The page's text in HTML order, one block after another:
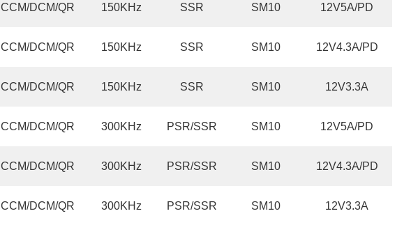
CCM/DCM/QR 150KHz SSR SM10 12V5A/PD
CCM/DCM/QR 150KHz SSR SM10 12V4.3A/PD
CCM/DCM/QR 150KHz SSR SM10 12V3.3A
CCM/DCM/QR 300KHz PSR/SSR SM10 12V5A/PD
CCM/DCM/QR 300KHz PSR/SSR SM10 12V4.3A/PD
CCM/DCM/QR 300KHz PSR/SSR SM10 12V3.3A